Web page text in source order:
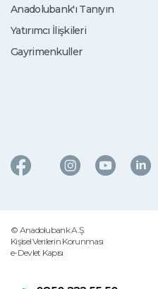
Anadolubank'ı Tanıyın
Yatırımcı İlişkileri
Gayrimenkuller
© Anadolubank A.Ş.
Kişisel Verilerin Korunması
e-Devlet Kapısı